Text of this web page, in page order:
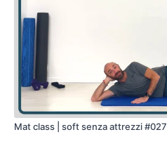
Mat class | soft senza attrezzi #027